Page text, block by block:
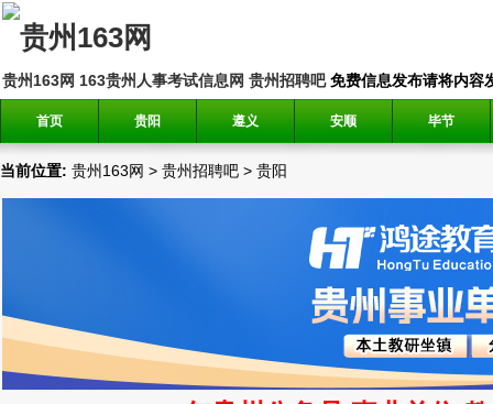
贵州163网 163贵州人事考试信息网 贵州招聘吧免费信息发布请将内容
首页 贵阳 遵义 安顺 毕节
当前位置: 贵州163网 > 贵州招聘吧 > 贵阳